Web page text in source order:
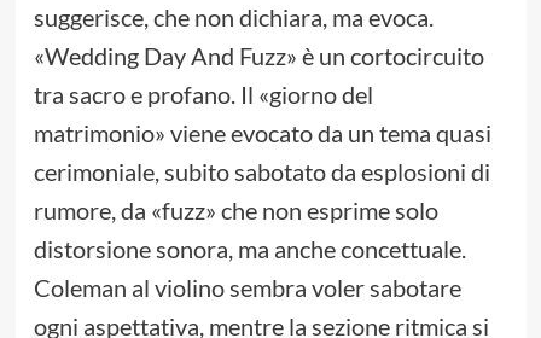
suggerisce, che non dichiara, ma evoca.
«Wedding Day And Fuzz» è un cortocircuito
tra sacro e profano. Il «giorno del
matrimonio» viene evocato da un tema quasi
cerimoniale, subito sabotato da esplosioni di
rumore, da «fuzz» che non esprime solo
distorsione sonora, ma anche concettuale.
Coleman al violino sembra voler sabotare
ogni aspettativa, mentre la sezione ritmica si